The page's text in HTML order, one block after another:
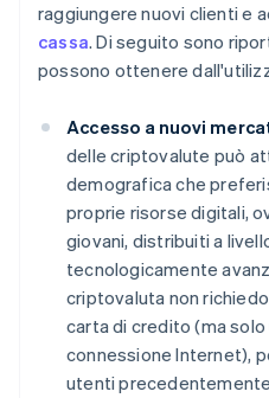
raggiungere nuovi clienti e
cassa. Di seguito sono
possono ottenere
Accesso a nuovi
delle criptovalute può
demografica che
proprie risorse digitali,
giovani, distribuiti a
tecnologicamente
criptovaluta non
carta di credito (ma
connessione Internet),
utenti